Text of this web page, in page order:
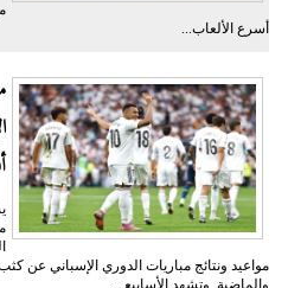
أسرع الألعاب...
مواعيد ونتائج مباريات الدوري الإسباني عن